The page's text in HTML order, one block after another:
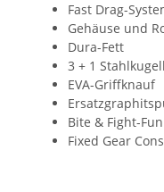
Fast Drag-
Gehäuse und
Dura-Fett
3 + 1
EVA-Griffknauf
Bite & Fight-
Fixed Gear